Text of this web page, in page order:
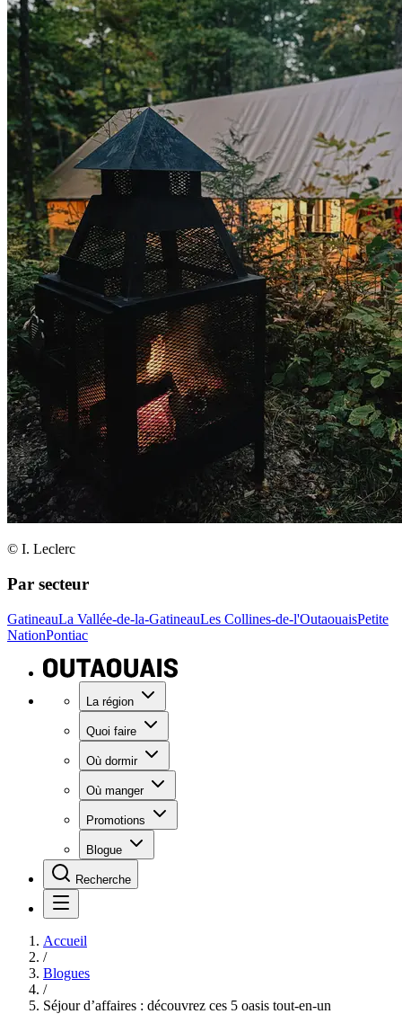
© I. Leclerc
Par secteur
GatineauLa Vallée-de-la-GatineauLes Collines-de-l'OutaouaisPetite
NationPontiac
La région
Quoi faire
Où dormir
Où manger
Promotions
Blogue
Recherche
Accueil
/
Blogues
/
Séjour d’affaires : découvrez ces 5 oasis tout-en-un